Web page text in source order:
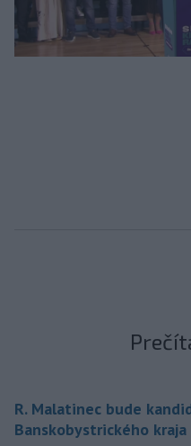
R. Malatinec bude
Banskobystrického kraja